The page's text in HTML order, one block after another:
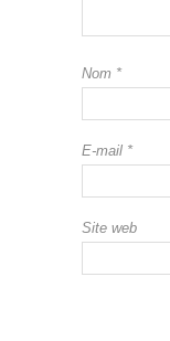
Nom *
E-mail *
Site web